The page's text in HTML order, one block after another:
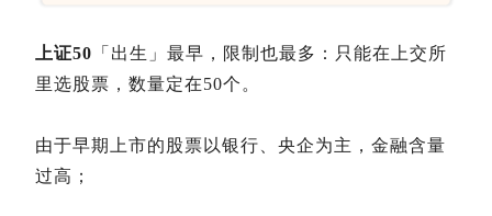
上证50 「出生」最早，限制也最多：只能在上交所
里选股票，数量定在50个。
由于早期上市的股票以银行、央企为主，金融含量
过高；